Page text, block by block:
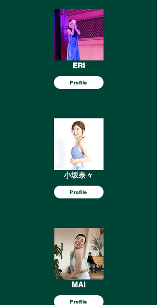
ERI
Profile
小坂奈々
Profile
MAI
Profile